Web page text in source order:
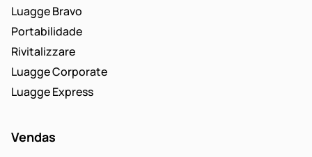
Luagge Bravo
Portabilidade
Rivitalizzare
Luagge Corporate
Luagge Express
Vendas